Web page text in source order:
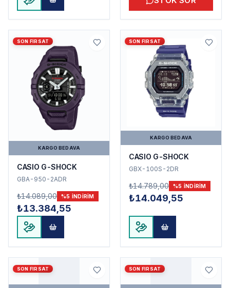
SON FIRSAT
KARGO BEDAVA
CASIO G-SHOCK
GBA-950-2ADR
₺14.089,00 %5 INDIRIM
₺13.384,55
SON FIRSAT
KARGO BEDAVA
CASIO G-SHOCK
GBX-100S-2DR
₺14.789,00 %5 INDIRIM
₺14.049,55
SON FIRSAT SON FIRSAT